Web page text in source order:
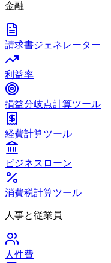
金融
請求書ジェネレーター
利益率
損益分岐点計算ツール
経費計算ツール
ビジネスローン
消費税計算ツール
人事と従業員
人件費